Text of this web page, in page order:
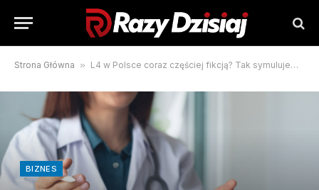
Strona Główna » L4 w Polsce coraz częściej fikcją? Tak symulujemy dolegliwości – Biznes Wprost
BIZNES